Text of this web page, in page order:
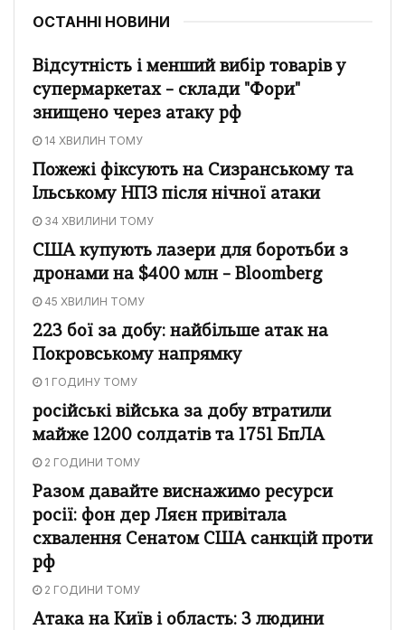
ОСТАННІ НОВИНИ
Відсутність і менший вибір товарів у
супермаркетах – склади "Фори"
знищено через атаку рф
14 ХВИЛИН ТОМУ
Пожежі фіксують на Сизранському та
Ільському НПЗ після нічної атаки
34 ХВИЛИНИ ТОМУ
США купують лазери для боротьби з
дронами на $400 млн – Bloomberg
45 ХВИЛИН ТОМУ
223 бої за добу: найбільше атак на
Покровському напрямку
1 ГОДИНУ ТОМУ
російські війська за добу втратили
майже 1200 солдатів та 1751 БпЛА
2 ГОДИНИ ТОМУ
Разом давайте виснажимо ресурси
росії: фон дер Ляєн привітала
схвалення Сенатом США санкцій проти
рф
2 ГОДИНИ ТОМУ
Атака на Київ і область: 3 людини